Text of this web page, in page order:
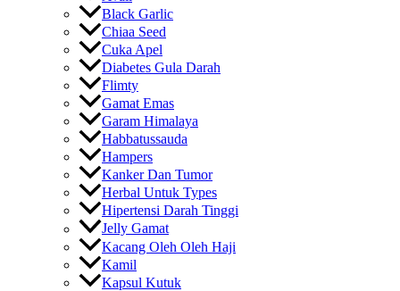
Black Garlic
Chiaa Seed
Cuka Apel
Diabetes Gula Darah
Flimty
Gamat Emas
Garam Himalaya
Habbatussauda
Hampers
Kanker Dan Tumor
Herbal Untuk Types
Hipertensi Darah Tinggi
Jelly Gamat
Kacang Oleh Oleh Haji
Kamil
Kapsul Kutuk